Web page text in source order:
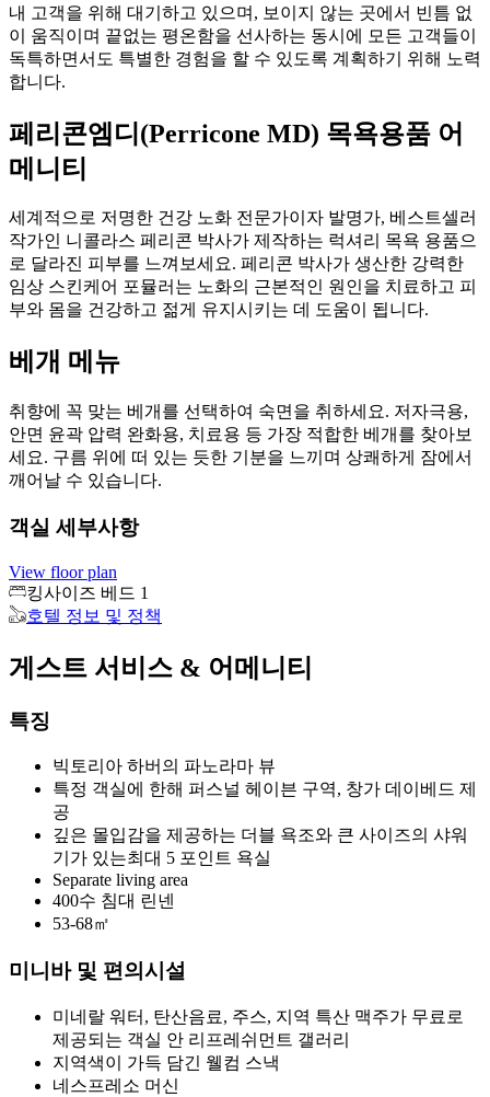
내 고객을 위해 대기하고 있으며, 보이지 않는 곳에서 빈틈 없
이 움직이며 끝없는 평온함을 선사하는 동시에 모든 고객들이
독특하면서도 특별한 경험을 할 수 있도록 계획하기 위해 노력
합니다.
페리콘엠디(Perricone MD) 목욕용품 어
메니티
세계적으로 저명한 건강 노화 전문가이자 발명가, 베스트셀러
작가인 니콜라스 페리콘 박사가 제작하는 럭셔리 목욕 용품으
로 달라진 피부를 느껴보세요. 페리콘 박사가 생산한 강력한
임상 스킨케어 포뮬러는 노화의 근본적인 원인을 치료하고 피
부와 몸을 건강하고 젊게 유지시키는 데 도움이 됩니다.
베개 메뉴
취향에 꼭 맞는 베개를 선택하여 숙면을 취하세요. 저자극용,
안면 윤곽 압력 완화용, 치료용 등 가장 적합한 베개를 찾아보
세요. 구름 위에 떠 있는 듯한 기분을 느끼며 상쾌하게 잠에서
깨어날 수 있습니다.
객실 세부사항
View floor plan
킹사이즈 베드 1
호텔 정보 및 정책
게스트 서비스 & 어메니티
특징
빅토리아 하버의 파노라마 뷰
특정 객실에 한해 퍼스널 헤이븐 구역, 창가 데이베드 제
공
깊은 몰입감을 제공하는 더블 욕조와 큰 사이즈의 샤워
기가 있는최대 5 포인트 욕실
Separate living area
400수 침대 린넨
53-68㎡
미니바 및 편의시설
미네랄 워터, 탄산음료, 주스, 지역 특산 맥주가 무료로
제공되는 객실 안 리프레쉬먼트 갤러리
지역색이 가득 담긴 웰컴 스낵
네스프레소 머신